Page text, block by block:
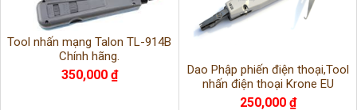
Tool nhấn mạng Talon TL-914B
Chính hãng.
350,000 ₫
Dao Phập phiến điện thoại,Tool
nhấn điện thoại Krone EU
250,000 ₫